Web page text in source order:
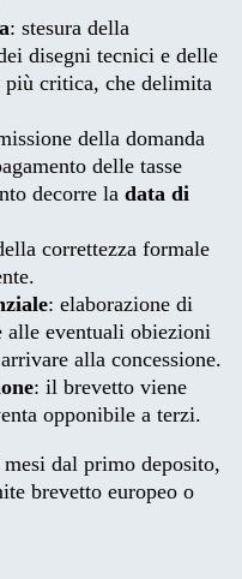
: stesura della
disegni tecnici e delle
critica, che delimita
della domanda
delle tasse
decorre la data di
correttezza formale
: elaborazione di
alle eventuali obiezioni
alla concessione.
: il brevetto viene
opponibile a terzi.
dal primo deposito,
brevetto europeo o